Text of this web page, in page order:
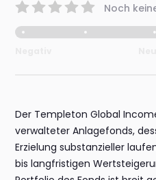
Noch
Der Templeton Global
verwalteter Anlagefonds,
Erzielung substanzieller
bis langfristigen